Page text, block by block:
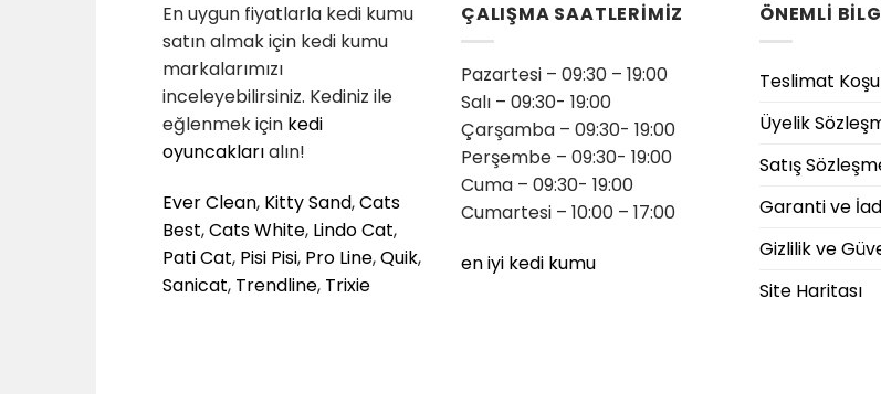
En uygun fiyatlarla kedi kumu
satın almak için kedi kumu
markalarımızı
inceleyebilirsiniz. Kediniz ile
eğlenmek için kedi
oyuncaklarıalın!
Ever Clean, Kitty Sand,Cats
Best,Cats White, Lindo Cat,
Pati Cat, Pisi Pisi, Pro Line,Quik,
Sanicat, Trendline, Trixie
ÇALIŞMA SAATLERİMİZ
Pazartesi – 09:30 – 19:00
Salı – 09:30- 19:00
Çarşamba – 09:30- 19:00
Perşembe – 09:30- 19:00
Cuma – 09:30- 19:00
Cumartesi – 10:00 – 17:00
en iyi kedi kumu
ÖNEMLİ
Teslimat
Üyelik
Satış
Garanti ve
Gizlilik ve
Site Haritası